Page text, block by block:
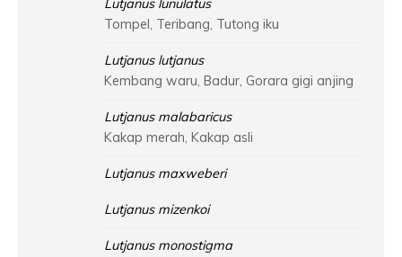
Lutjanus lunulatus
Tompel, Teribang, Tutong iku
Lutjanus lutjanus
Kembang waru, Badur, Gorara gigi anjing
Lutjanus malabaricus
Kakap merah, Kakap asli
Lutjanus maxweberi
Lutjanus mizenkoi
Lutjanus monostigma